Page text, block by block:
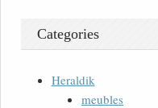
Categories
Heraldik
meubles